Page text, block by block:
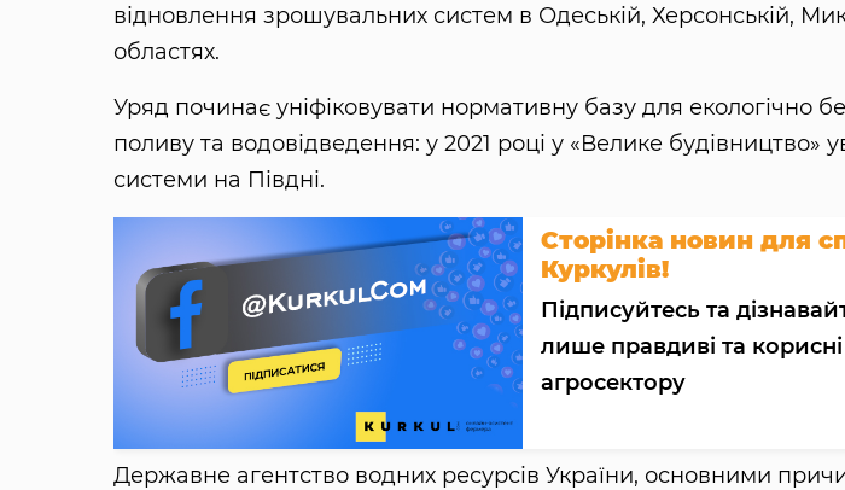
відновлення зрошувальних систем в Одеській, Херсонській,
областях.
Уряд починає уніфіковувати нормативну базу для екологічно
поливу та водовідведення: у 2021 році у «Велике будівництво»
системи на Півдні.
Сторінка новин для
Куркулів!
Підписуйтесь та
лише правдиві та
агросектору
Державне агентство водних ресурсів України, основними